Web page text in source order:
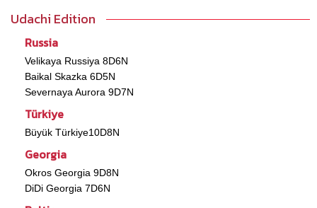
Udachi Edition
Russia
Velikaya Russiya 8D6N
Baikal Skazka 6D5N
Severnaya Aurora 9D7N
Türkiye
Büyük Türkiye10D8N
Georgia
Okros Georgia 9D8N
DiDi Georgia 7D6N